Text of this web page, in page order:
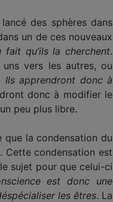
des sphères dans
un de ces nouveaux
qu’ils la cherchent.
vers les autres, ou
Ils apprendront donc à
donc à modifier le
peu plus libre.
la condensation du
. Cette condensation est
sujet pour que celui-ci
est donc une
les êtres. La